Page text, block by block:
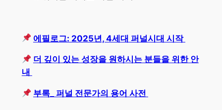
에필로그: 2025년, 4세대 퍼널시대 시작
더 깊이 있는 성장을 원하시는 분들을 위한 안
내
부록_ 퍼널 전문가의 용어 사전